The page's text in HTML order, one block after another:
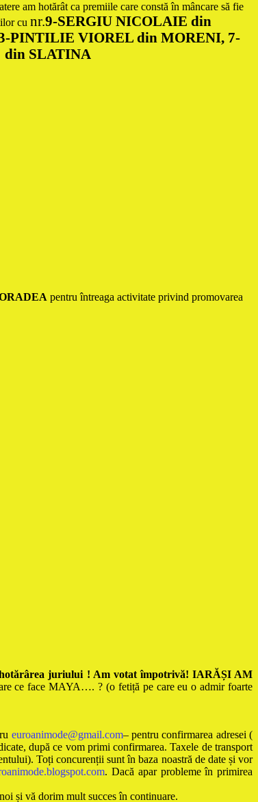
am hotărât ca premiile care constă în mâncare să fie
cu nr.9-SERGIU NICOLAIE din
PINTILIE VIOREL din MORENI, 7-
din SLATINA
pentru întreaga activitate privind promovarea
juriului ! Am votat împotrivă! IARĂȘI AM
ce face MAYA…. ? (o fetiță pe care eu o admir foarte
euroanimode@gmail.com– pentru confirmarea adresei (
după ce vom primi confirmarea. Taxele de transport
Toți concurenții sunt în baza noastră de date și vor
. Dacă apar probleme în primirea
și vă dorim mult succes în continuare.